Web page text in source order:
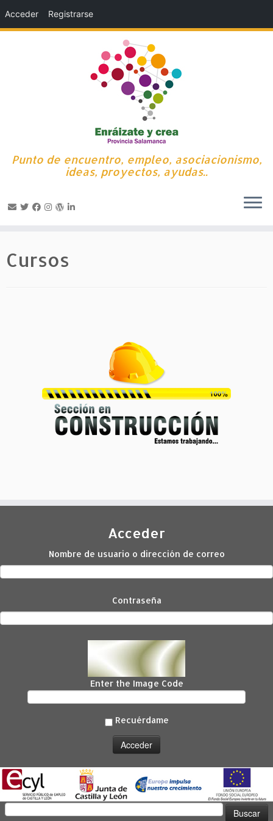
contenido
Punto de encuentro, empleo, asociacionismo,
ideas, proyectos, ayudas..
Cursos
Acceder
Nombre de usuario o dirección de correo
Contraseña
Enter the Image Code
Recuérdame
Acceder Registrarse